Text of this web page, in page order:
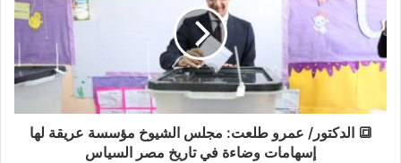
🔳 الدكتور/ عمرو طلعت: مجلس الشيوخ مؤسسة عريقة لها
إسهامات وضاءة في تاريخ مصر السياس